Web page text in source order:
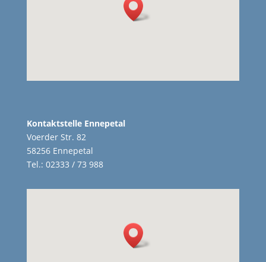
Kontaktstelle Ennepetal
Voerder Str. 82
58256 Ennepetal
Tel.: 02333 / 73 988